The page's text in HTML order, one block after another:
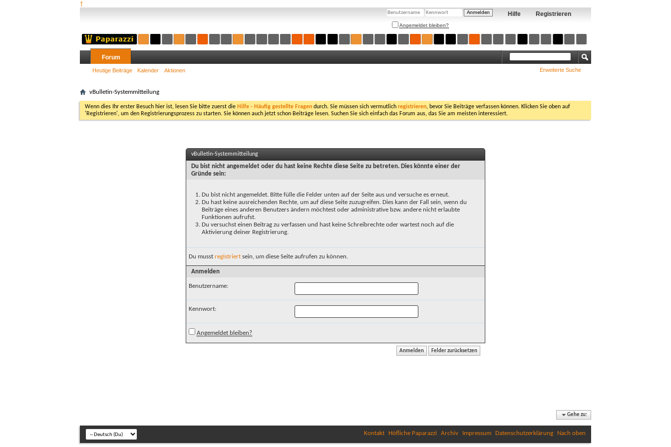
†
Registrieren
Hilfe
Angemeldet bleiben?
Forum
Heutige Beiträge Kalender Aktionen Erweiterte Suche
vBulletin-Systemmitteilung
Wenn dies Ihr erster Besuch hier ist, lesen Sie bitte zuerst die Hilfe - Häufig gestellte Fragen durch. Sie müssen sich vermutlich registrieren, bevor Sie Beiträge verfassen können. Klicken Sie oben auf
'Registrieren', um den Registrierungsprozess zu starten. Sie können auch jetzt schon Beiträge lesen. Suchen Sie sich einfach das Forum aus, das Sie am meisten interessiert.
vBulletin-Systemmitteilung
Du bist nicht angemeldet oder du hast keine Rechte diese Seite zu betreten. Dies könnte einer der
Gründe sein:
Du bist nicht angemeldet. Bitte fülle die Felder unten auf der Seite aus und versuche es erneut.
Du hast keine ausreichenden Rechte, um auf diese Seite zuzugreifen. Dies kann der Fall sein, wenn du
Beiträge eines anderen Benutzers ändern möchtest oder administrative bzw. andere nicht erlaubte
Funktionen aufrufst.
Du versuchst einen Beitrag zu verfassen und hast keine Schreibrechte oder wartest noch auf die
Aktivierung deiner Registrierung.
Du musst registriert sein, um diese Seite aufrufen zu können.
Anmelden
Benutzername:
Kennwort:
Angemeldet bleiben?
Gehe zu:
Kontakt Höfliche Paparazzi Archiv Impressum Datenschutzerklärung Nach oben